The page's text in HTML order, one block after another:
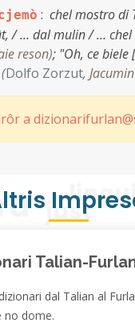
: chel mostro di
/ … dal mulin / … chel
reson); "Oh, ce biele
(Dolfo Zorzut,
a
Talian-
dal Talian al
no dome.